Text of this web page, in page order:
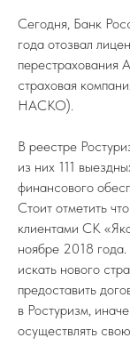
Сегодня, Банк
года отозвал
перестрахования
страховая
НАСКО).
В реестре
из них 111
финансового
Стоит отметить
клиентами СК
ноябре 2018
искать нового
предоставить
в Ростуризм,
осуществлять